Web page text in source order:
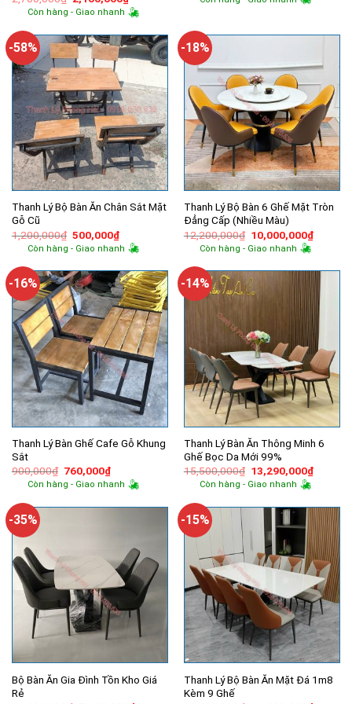
gốc
là:
hiện
tại
2,100,000₫.
Còn hàng - Giao nhanh
là:
tại
-58%
Thanh Lý Bộ Bàn Ăn Chân Sắt Mặt
Gỗ Cũ
1,200,000₫ Giá
gốc
là:
500,000₫Giá
hiện
tại
500,000₫.
Còn hàng - Giao nhanh
-18%
Thanh Lý Bộ Bàn 6 Ghế Mặt Tròn
Đẳng Cấp (Nhiều Màu)
12,200,000₫ Giá
gốc
là:
10,000,000₫Giá
hiện
Còn hàng - Giao nhanh
-16%
Thanh Lý Bàn Ghế Cafe Gỗ Khung
Sắt
900,000₫ Giá
gốc
là:
760,000₫Giá
hiện
tại
760,000₫.
Còn hàng - Giao nhanh
-14%
Thanh Lý Bàn Ăn Thông Minh 6
Ghế Bọc Da Mới 99%
15,500,000₫ Giá
gốc
là:
13,290,000₫Giá
hiện
Còn hàng - Giao nhanh
-35%
Bộ Bàn Ăn Gia Đình Tồn Kho Giá
Rẻ
-15%
Thanh Lý Bộ Bàn Ăn Mặt Đá 1m8
Kèm 9 Ghế